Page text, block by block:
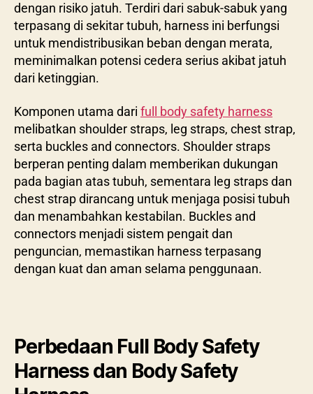
dengan risiko jatuh. Terdiri dari sabuk-sabuk yang
terpasang di sekitar tubuh, harness ini berfungsi
untuk mendistribusikan beban dengan merata,
meminimalkan potensi cedera serius akibat jatuh
dari ketinggian.
Komponen utama dari full body safety harness
melibatkan shoulder straps, leg straps, chest strap,
serta buckles and connectors. Shoulder straps
berperan penting dalam memberikan dukungan
pada bagian atas tubuh, sementara leg straps dan
chest strap dirancang untuk menjaga posisi tubuh
dan menambahkan kestabilan. Buckles and
connectors menjadi sistem pengait dan
penguncian, memastikan harness terpasang
dengan kuat dan aman selama penggunaan.
Perbedaan Full Body Safety
Harness dan Body Safety